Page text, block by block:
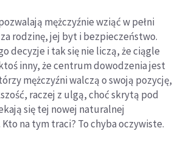
mężczyźnie wziąć w pełni
rodzinę, jej byt i bezpieczeństwo.
decyzje i tak się nie liczą, że ciągle
inny, że centrum dowodzenia jest
mężczyźni walczą o swoją pozycję,
raczej z ulgą, choć skrytą pod
się tej nowej naturalnej
na tym traci? To chyba oczywiste.